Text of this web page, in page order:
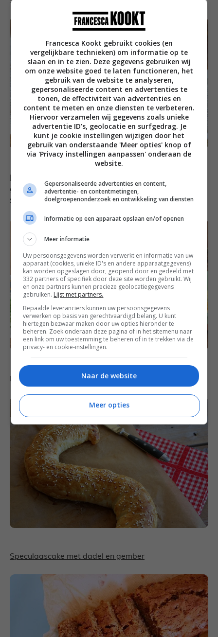
gekarameliseerde worteltjes met bieslook van
Sinterchef Mathijs Vrieze
Hartige banketletter
Speculaascake met dadel en gember
Francesca Kookt gebruikt cookies (en
vergelijkbare technieken) om informatie op te
slaan en in te zien. Deze gegevens gebruiken wij
om onze website goed te laten functioneren, het
gebruik van de website te analyseren,
gepersonaliseerde content en advertenties te
tonen, de effectiviteit van advertenties en
content te meten en onze diensten te verbeteren.
Hiervoor verzamelen wij gegevens zoals unieke
advertentie ID’s, geolocatie en surfgedrag. Je
kunt je cookie instellingen wijzigen door het
gebruik van onderstaande 'Meer opties' knop of
via 'Privacy instellingen aanpassen' onderaan de
website.
Gepersonaliseerde advertenties en content,
advertentie- en contentmetingen,
doelgroepenonderzoek en ontwikkeling van diensten
Informatie op een apparaat opslaan en/of openen
Meer informatie
Uw persoonsgegevens worden verwerkt en informatie van uw
apparaat (cookies, unieke ID's en andere apparaatgegevens)
kan worden opgeslagen door, geopend door en gedeeld met
332 partners of specifiek door deze site worden gebruikt. Wij
en onze partners kunnen precieze geolocatiegegevens
gebruiken. Lijst met partners.
Bepaalde leveranciers kunnen uw persoonsgegevens
verwerken op basis van gerechtvaardigd belang. U kunt
hiertegen bezwaar maken door uw opties hieronder te
beheren. Zoek onderaan deze pagina of in het sitemenu naar
een link om uw toestemming te beheren of in te trekken via de
privacy- en cookie-instellingen.
Naar de website
Meer opties